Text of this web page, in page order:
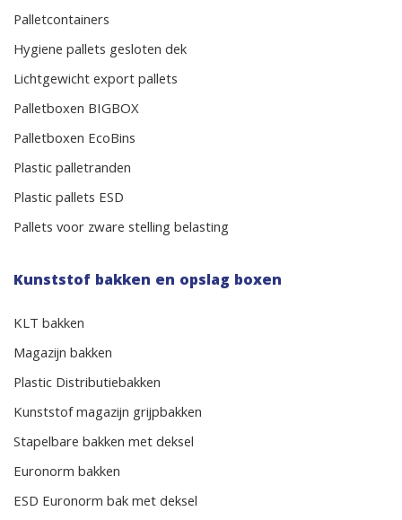
Palletcontainers
Hygiene pallets gesloten dek
Lichtgewicht export pallets
Palletboxen BIGBOX
Palletboxen EcoBins
Plastic palletranden
Plastic pallets ESD
Pallets voor zware stelling belasting
Kunststof bakken en opslag boxen
KLT bakken
Magazijn bakken
Plastic Distributiebakken
Kunststof magazijn grijpbakken
Stapelbare bakken met deksel
Euronorm bakken
ESD Euronorm bak met deksel